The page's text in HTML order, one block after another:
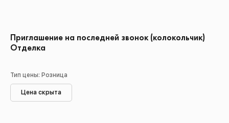
Приглашение на последней звонок (колокольчик)
Отделка
Тип цены: Розница
Цена скрыта